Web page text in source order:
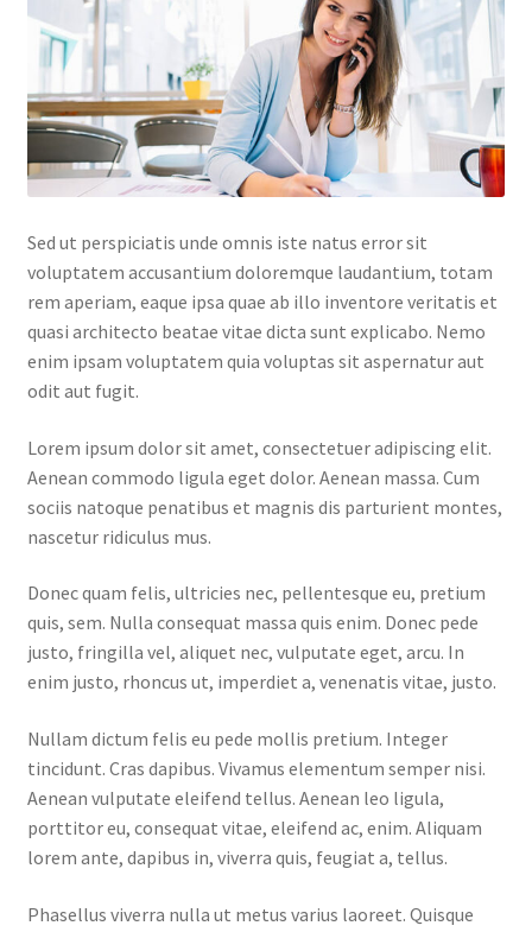
Sed ut perspiciatis unde omnis iste natus error sit
voluptatem accusantium doloremque laudantium, totam
rem aperiam, eaque ipsa quae ab illo inventore veritatis et
quasi architecto beatae vitae dicta sunt explicabo. Nemo
enim ipsam voluptatem quia voluptas sit aspernatur aut
odit aut fugit.
Lorem ipsum dolor sit amet, consectetuer adipiscing elit.
Aenean commodo ligula eget dolor. Aenean massa. Cum
sociis natoque penatibus et magnis dis parturient montes,
nascetur ridiculus mus.
Donec quam felis, ultricies nec, pellentesque eu, pretium
quis, sem. Nulla consequat massa quis enim. Donec pede
justo, fringilla vel, aliquet nec, vulputate eget, arcu. In
enim justo, rhoncus ut, imperdiet a, venenatis vitae, justo.
Nullam dictum felis eu pede mollis pretium. Integer
tincidunt. Cras dapibus. Vivamus elementum semper nisi.
Aenean vulputate eleifend tellus. Aenean leo ligula,
porttitor eu, consequat vitae, eleifend ac, enim. Aliquam
lorem ante, dapibus in, viverra quis, feugiat a, tellus.
Phasellus viverra nulla ut metus varius laoreet. Quisque